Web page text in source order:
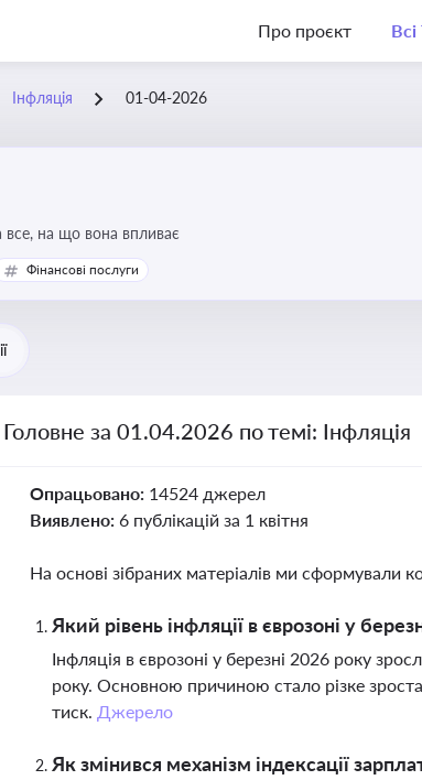
Про проєкт
Інфляція 01-04-2026
все, на що вона впливає
Фінансові послуги
Головне за 01.04.2026 по темі: Інфляція
Опрацьовано: 14524 джерел
Виявлено: 6 публікацій за 1 квітня
На основі зібраних матеріалів ми сформували
Який рівень інфляції в єврозоні у
Інфляція в єврозоні у березні 2026 року
року. Основною причиною стало різке
тиск. Джерело
Як змінився механізм індексації